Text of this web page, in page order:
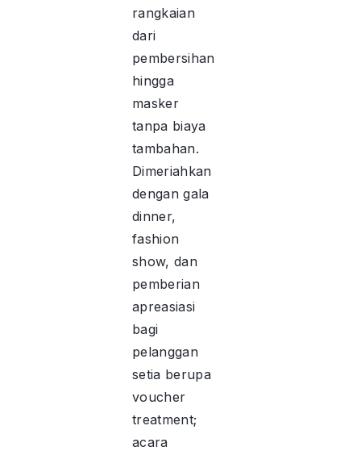
rangkaian
dari
pembersihan
hingga
masker
tanpa biaya
tambahan.
Dimeriahkan
dengan gala
dinner,
fashion
show, dan
pemberian
apreasiasi
bagi
pelanggan
setia berupa
voucher
treatment;
acara